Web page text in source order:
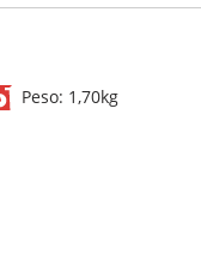
Peso: 1,70kg